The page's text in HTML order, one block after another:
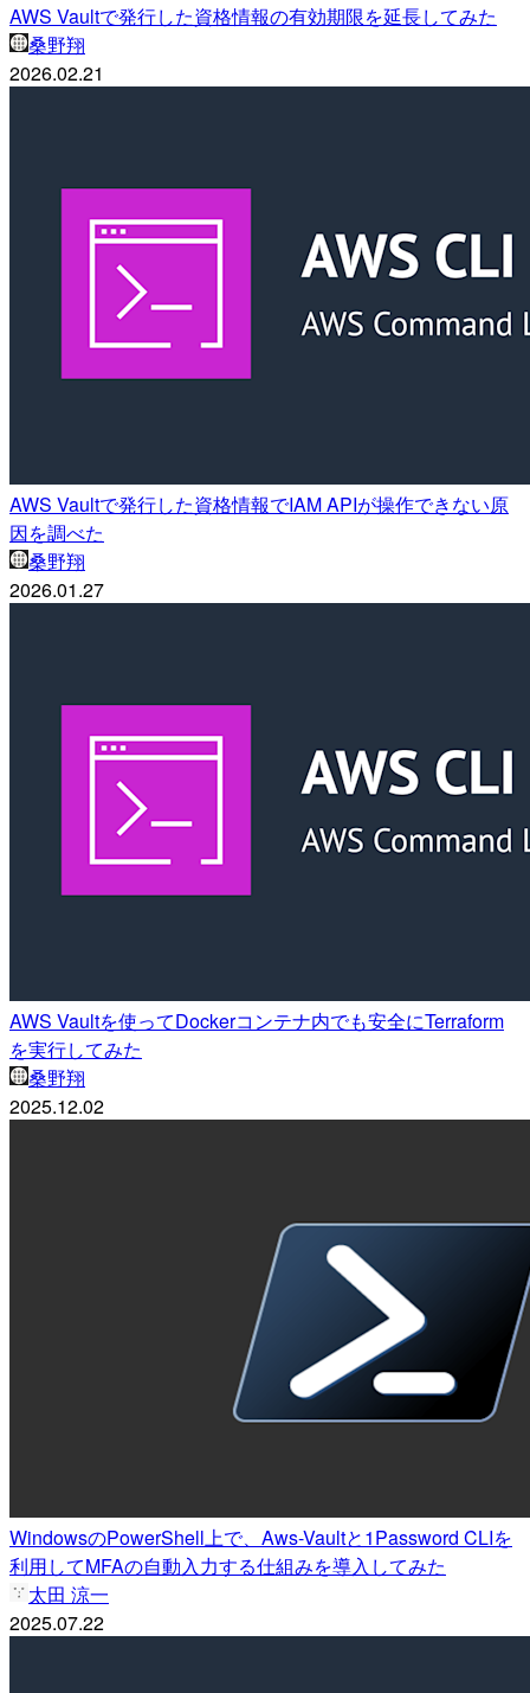
AWS Vaultで発行した資格情報の有効期限を延長してみた
桑野翔
2026.02.21
AWS Vaultで発行した資格情報でIAM APIが操作できない原
因を調べた
桑野翔
2026.01.27
AWS Vaultを使ってDockerコンテナ内でも安全にTerraform
を実行してみた
桑野翔
2025.12.02
WindowsのPowerShell上で、Aws-Vaultと1Password CLIを
利用してMFAの自動入力する仕組みを導入してみた
太田 涼一
2025.07.22